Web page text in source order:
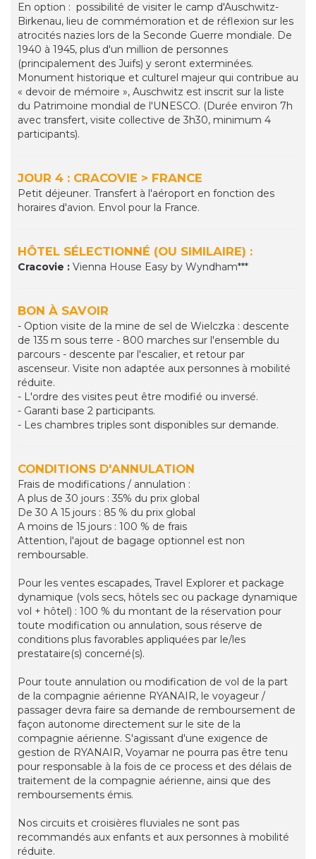
En option : possibilité de visiter le camp d'Auschwitz-
Birkenau, lieu de commémoration et de réflexion sur les
atrocités nazies lors de la Seconde Guerre mondiale. De
1940 à 1945, plus d'un million de personnes
(principalement des Juifs) y seront exterminées.
Monument historique et culturel majeur qui contribue au
« devoir de mémoire », Auschwitz est inscrit sur la liste
du Patrimoine mondial de l'UNESCO. (Durée environ 7h
avec transfert, visite collective de 3h30, minimum 4
participants).
JOUR 4 : CRACOVIE > FRANCE
Petit déjeuner. Transfert à l'aéroport en fonction des
horaires d'avion. Envol pour la France.
HÔTEL SÉLECTIONNÉ (OU SIMILAIRE) :
Cracovie : Vienna House Easy by Wyndham***
BON À SAVOIR
- Option visite de la mine de sel de Wielczka : descente
de 135 m sous terre - 800 marches sur l'ensemble du
parcours - descente par l'escalier, et retour par
ascenseur. Visite non adaptée aux personnes à mobilité
réduite.
- L'ordre des visites peut être modifié ou inversé.
- Garanti base 2 participants.
- Les chambres triples sont disponibles sur demande.
CONDITIONS D'ANNULATION
Frais de modifications / annulation :
A plus de 30 jours : 35% du prix global
De 30 A 15 jours : 85 % du prix global
A moins de 15 jours : 100 % de frais
Attention, l'ajout de bagage optionnel est non
remboursable.
Pour les ventes escapades, Travel Explorer et package
dynamique (vols secs, hôtels sec ou package dynamique
vol + hôtel) : 100 % du montant de la réservation pour
toute modification ou annulation, sous réserve de
conditions plus favorables appliquées par le/les
prestataire(s) concerné(s).
Pour toute annulation ou modification de vol de la part
de la compagnie aérienne RYANAIR, le voyageur /
passager devra faire sa demande de remboursement de
façon autonome directement sur le site de la
compagnie aérienne. S'agissant d'une exigence de
gestion de RYANAIR, Voyamar ne pourra pas être tenu
pour responsable à la fois de ce process et des délais de
traitement de la compagnie aérienne, ainsi que des
remboursements émis.
Nos circuits et croisières fluviales ne sont pas
recommandés aux enfants et aux personnes à mobilité
réduite.